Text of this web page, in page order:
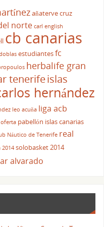
añaterve cruz
norte carl english
cb canarias
estudiantesfc
herbalife gran
tenerifeislas
hernández
leo acuña liga acb
oferta pabellón islas canarias
Náutico de Tenerife real
2014 solobasket 2014
alvarado